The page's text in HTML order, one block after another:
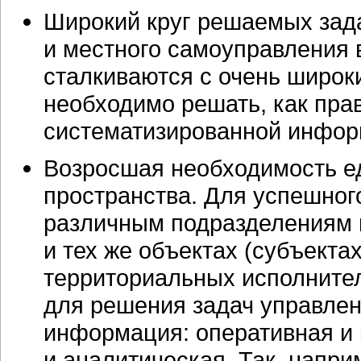
Широкий круг решаемых
и местного самоуправления
сталкиваются с очень
необходимо решать, как
систематизированной
Возросшая необходимость
пространства. Для
различным
и тех же объектах
территориальных
для решения задач
информация: оперативная и